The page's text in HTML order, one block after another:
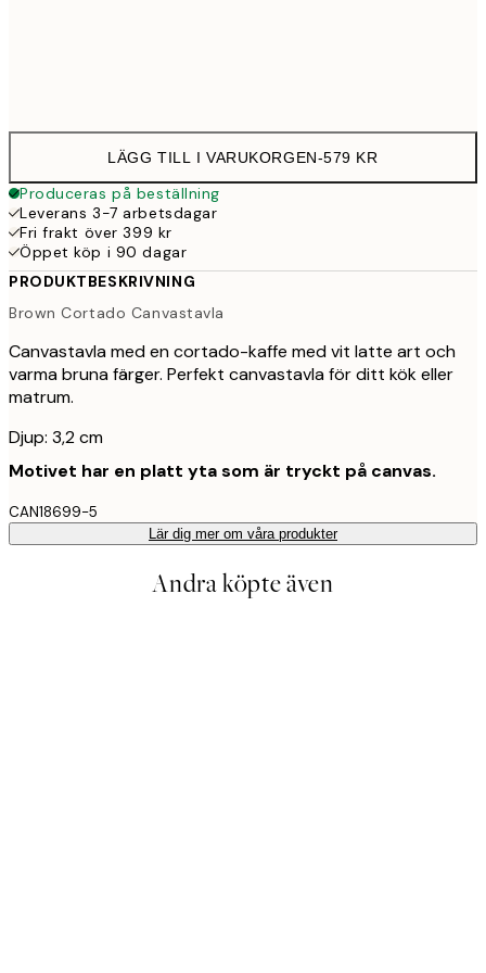
LÄGG TILL I VARUKORGEN-579 KR
Produceras på beställning
Leverans 3-7 arbetsdagar
Fri frakt över 399 kr
Öppet köp i 90 dagar
PRODUKTBESKRIVNING
Brown Cortado Canvastavla
Canvastavla med en cortado-kaffe med vit latte art och
varma bruna färger. Perfekt canvastavla för ditt kök eller
matrum.
Djup: 3,2 cm
Motivet har en platt yta som är tryckt på canvas.
CAN18699-5
Lär dig mer om våra produkter
Andra köpte även